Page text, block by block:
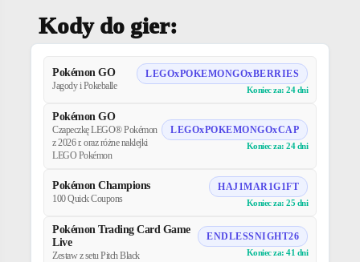
Kody do gier:
Pokémon GO
Jagody i Pokeballe
LEGOxPOKEMONGOxBERRIES
Koniec za: 24 dni
Pokémon GO
Czapeczkę LEGO® Pokémon
z 2026 r. oraz różne naklejki
LEGO Pokémon
LEGOxPOKEMONGOxCAP
Koniec za: 24 dni
Pokémon Champions
100 Quick Coupons
HAJ1MAR1G1FT
Koniec za: 25 dni
Pokémon Trading Card Game
Live
Zestaw z setu Pitch Black
ENDLESSNIGHT26
Koniec za: 41 dni